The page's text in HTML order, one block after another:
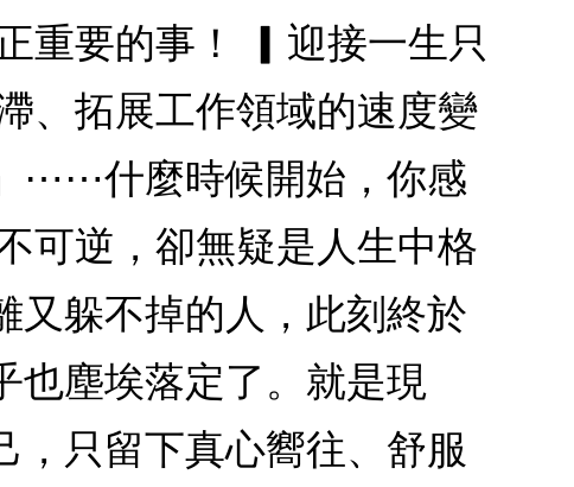
重要的事！ ▎迎接一生只
、拓展工作領域的速度變
⋯⋯什麼時候開始，你感
可逆，卻無疑是人生中格
又躲不掉的人，此刻終於
也塵埃落定了。就是現
，只留下真心嚮往、舒服